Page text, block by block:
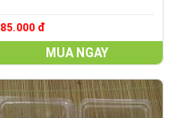
85.000 đ
MUA NGAY